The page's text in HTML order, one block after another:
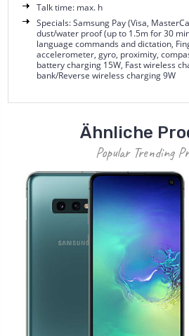
Talk time: max. h
Specials: Samsung Pay (Visa,
dust/water proof (up to 1.5m for 30
language commands and dictation,
accelerometer, gyro, proximity,
battery charging 15W, Fast wireless
bank/Reverse wireless charging 9W
Ähnliche
Popular Trending